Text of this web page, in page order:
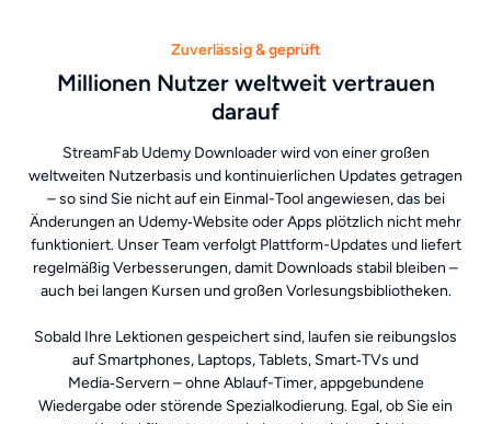
Zuverlässig & geprüft
Millionen Nutzer weltweit vertrauen
darauf
StreamFab Udemy Downloader wird von einer großen
weltweiten Nutzerbasis und kontinuierlichen Updates getragen
– so sind Sie nicht auf ein Einmal-Tool angewiesen, das bei
Änderungen an Udemy‑Website oder Apps plötzlich nicht mehr
funktioniert. Unser Team verfolgt Plattform-Updates und liefert
regelmäßig Verbesserungen, damit Downloads stabil bleiben –
auch bei langen Kursen und großen Vorlesungsbibliotheken.
Sobald Ihre Lektionen gespeichert sind, laufen sie reibungslos
auf Smartphones, Laptops, Tablets, Smart‑TVs und
Media‑Servern – ohne Ablauf-Timer, appgebundene
Wiedergabe oder störende Spezialkodierung. Egal, ob Sie ein